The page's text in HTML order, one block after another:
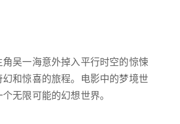
吴一海意外掉入平行时空的惊悚
和惊喜的旅程。电影中的梦境世
无限可能的幻想世界。